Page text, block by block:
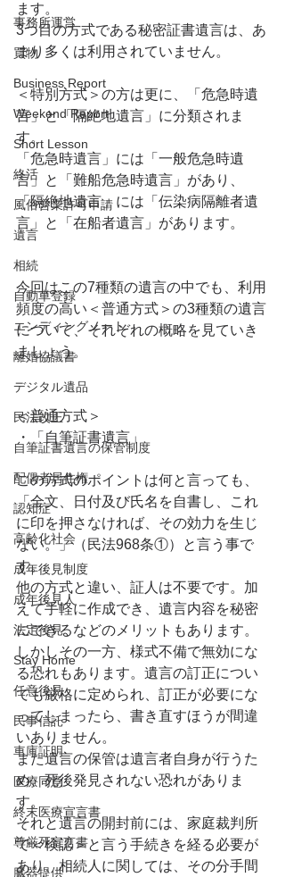
事務所運営
買物
Business Report
Weekend Report
Short Lesson
終活
風俗営業許可申請
遺言
相続
自動車登録
エンディングノート
離婚協議書
デジタル遺品
民法改正
自筆証書遺言の保管制度
配偶者居住権
認知症
高齢化社会
成年後見制度
成年後見人
法定後見
Stay Home
任意後見
民事信託
車庫証明
医療同意
終末医療宣言書
尊厳死宣言書
臓器提供
ます。
3つ目の方式である秘密証書遺言は、あ
まり多くは利用されていません。
＜特別方式＞の方は更に、「危急時遺
言」と「隔絶地遺言」に分類されま
す。
「危急時遺言」には「一般危急時遺
言」と「難船危急時遺言」があり、
「隔絶地遺言」には「伝染病隔離者遺
言」と「在船者遺言」があります。
今回はこの7種類の遺言の中でも、利用
頻度の高い＜普通方式＞の3種類の遺言
について、それぞれの概略を見ていき
ましょう。
＜普通方式＞
・「自筆証書遺言」
この方式のポイントは何と言っても、
「全文、日付及び氏名を自書し、これ
に印を押さなければ、その効力を生じ
ない。」（民法968条①）と言う事で
す。
他の方式と違い、証人は不要です。加
えて手軽に作成でき、遺言内容を秘密
にできるなどのメリットもあります。
しかしその一方、様式不備で無効にな
る恐れもあります。遺言の訂正につい
ても厳格に定められ、訂正が必要にな
ってしまったら、書き直すほうが間違
いありません。
また遺言の保管は遺言者自身が行うた
め、死後発見されない恐れがありま
す。
それと遺言の開封前には、家庭裁判所
で＜検認＞と言う手続きを経る必要が
あり、相続人に関しては、その分手間